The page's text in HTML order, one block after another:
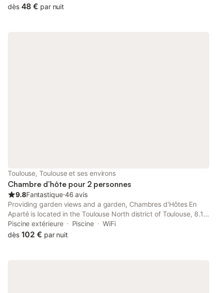
dès 48 € par nuit
Toulouse, Toulouse et ses environs
Chambre d’hôte pour 2 personnes
9.8Fantastique⋅46 avis
Providing garden views and a garden, Chambres d'Hôtes En
Aparté is located in the Toulouse North district of Toulouse, 8.1
km from Toulouse Expo and 8.3 km from Toulouse Stadium.
Piscine extérieure Piscine
WiFi
dès 102 € par nuit